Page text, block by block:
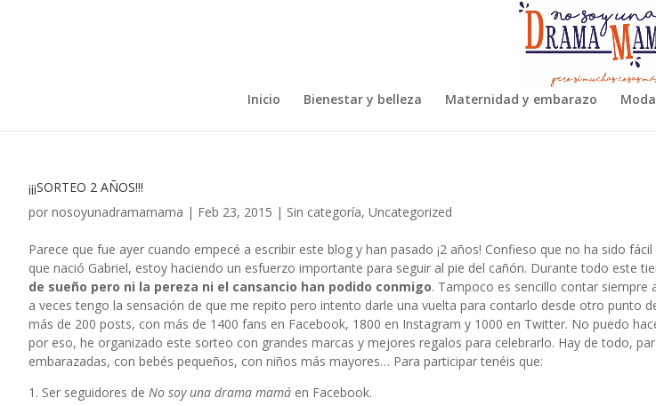
Inicio Bienestar y belleza Maternidad y embarazo Moda
¡¡¡SORTEO 2 AÑOS!!!
por nosoyunadramamama | Feb 23, 2015 | Sin categoría, Uncategorized
Parece que fue ayer cuando empecé a escribir este blog y han pasado ¡2 años! Confieso que no ha sido
que nació Gabriel, estoy haciendo un esfuerzo importante para seguir al pie del cañón. Durante todo este
de sueño pero ni la pereza ni el cansancio han podido conmigo. Tampoco es sencillo contar siempre
a veces tengo la sensación de que me repito pero intento darle una vuelta para contarlo desde otro punto
más de 200 posts, con más de 1400 fans en Facebook, 1800 en Instagram y 1000 en Twitter. No puedo
por eso, he organizado este sorteo con grandes marcas y mejores regalos para celebrarlo. Hay de todo,
embarazadas, con bebés pequeños, con niños más mayores… Para participar tenéis que:
1. Ser seguidores de No soy una drama mamá en Facebook.